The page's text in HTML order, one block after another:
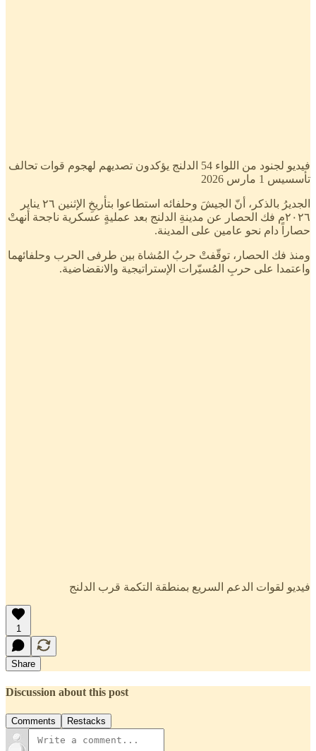
فيديو لجنود من اللواء 54 الدلنج يؤكدون تصديهم لهجوم قوات تحالف
تأسسيس 1 مارس 2026
الجديرُ بالذكر، أنّ الجيشَ وحلفائه استطاعوا بتأريخِ الإثنين ٢٦ يناير
٢٠٢٦م فك الحصار عن مدينةِ الدلنج بعد عمليةٍ عسكرية ناجحة أنهتْ
حصاراً دام نحو عامين على المدينة.
ومنذ فك الحصار، توقّفتْ حربُ المُشاة بين طرفى الحرب وحلفائهما
واعتمدا على حربِ المُسيّرات الإستراتيجية والانقضاضية.
فيديو لقوات الدعم السريع بمنطقة التكمة قرب الدلنج
1
Share
Discussion about this post
Comments Restacks